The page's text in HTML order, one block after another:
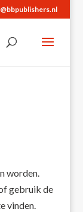
worden.
gebruik de
vinden.